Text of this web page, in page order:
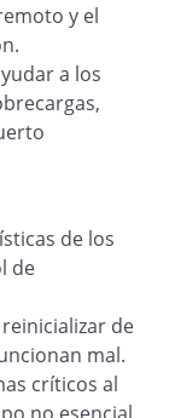
y el
a los
de los
de
de
mal.
críticos al